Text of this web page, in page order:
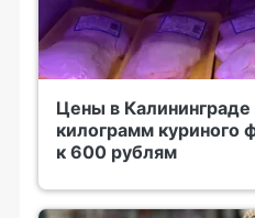
Цены в Калининграде
килограмм куриного
к 600 рублям